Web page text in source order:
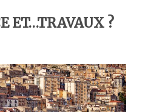
ET…TRAVAUX ?